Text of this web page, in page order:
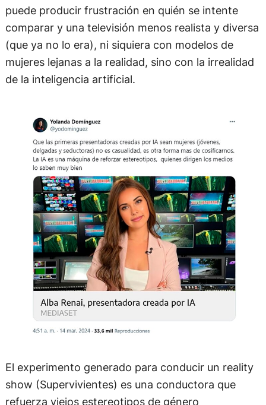
puede producir frustración en quién se intente
comparar y una televisión menos realista y diversa
(que ya no lo era), ni siquiera con modelos de
mujeres lejanas a la realidad, sino con la irrealidad
de la inteligencia artificial.
El experimento generado para conducir un reality
show (Supervivientes) es una conductora que
refuerza viejos estereotipos de género